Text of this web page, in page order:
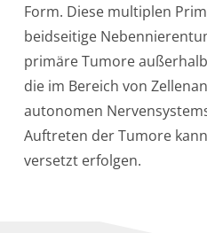
Form. Diese multiplen
beidseitige
primäre Tumore
die im Bereich von
autonomen
Auftreten der Tumore
versetzt erfolgen.